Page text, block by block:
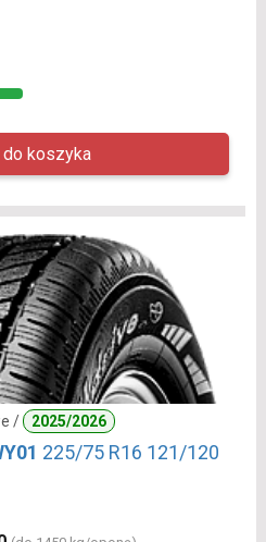
/ 2025/2026
225/75 R16 121/120